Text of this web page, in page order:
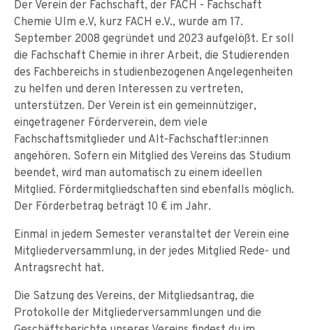
Der Verein der Fachschaft, der FACH - Fachschaft
Chemie Ulm e.V, kurz FACH e.V., wurde am 17.
September 2008 gegründet und 2023 aufgelößt. Er soll
die Fachschaft Chemie in ihrer Arbeit, die Studierenden
des Fachbereichs in studienbezogenen Angelegenheiten
zu helfen und deren Interessen zu vertreten,
unterstützen. Der Verein ist ein gemeinnütziger,
eingetragener Förderverein, dem viele
Fachschaftsmitglieder und Alt-Fachschaftler:innen
angehören. Sofern ein Mitglied des Vereins das Studium
beendet, wird man automatisch zu einem ideellen
Mitglied. Fördermitgliedschaften sind ebenfalls möglich.
Der Förderbetrag beträgt 10 € im Jahr.
Einmal in jedem Semester veranstaltet der Verein eine
Mitgliederversammlung, in der jedes Mitglied Rede- und
Antragsrecht hat.
Die Satzung des Vereins, der Mitgliedsantrag, die
Protokolle der Mitgliederversammlungen und die